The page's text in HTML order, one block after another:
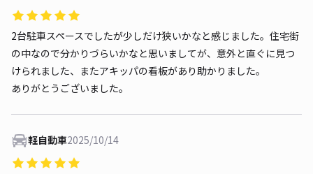
2台駐車スペースでしたが少しだけ狭いかなと感じました。住宅街
の中なので分かりづらいかなと思いましてが、意外と直ぐに見つ
けられました、またアキッパの看板があり助かりました。
ありがとうございました。
軽自動車2025/10/14